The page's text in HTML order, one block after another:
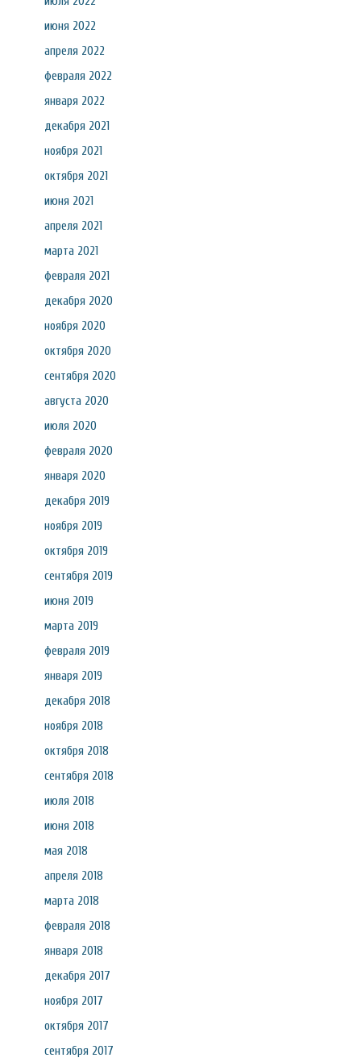
июня 2022
апреля 2022
февраля 2022
января 2022
декабря 2021
ноября 2021
октября 2021
июня 2021
апреля 2021
марта 2021
февраля 2021
декабря 2020
ноября 2020
октября 2020
сентября 2020
августа 2020
июля 2020
февраля 2020
января 2020
декабря 2019
ноября 2019
октября 2019
сентября 2019
июня 2019
марта 2019
февраля 2019
января 2019
декабря 2018
ноября 2018
октября 2018
сентября 2018
июля 2018
июня 2018
мая 2018
апреля 2018
марта 2018
февраля 2018
января 2018
декабря 2017
ноября 2017
октября 2017
сентября 2017